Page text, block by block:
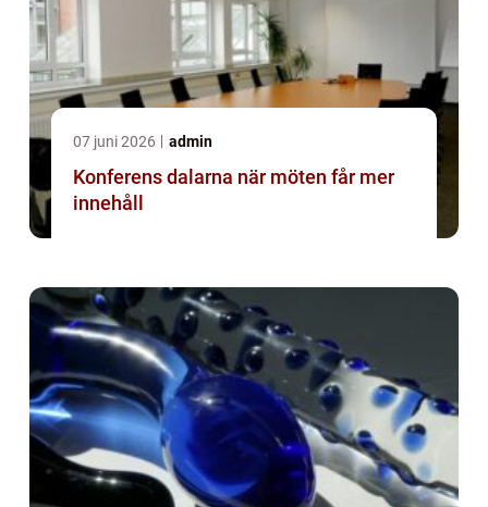
07 juni 2026 admin
Konferens dalarna när möten får mer
innehåll